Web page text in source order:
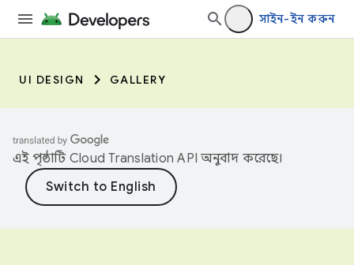
সাইন-ইন করুন
UI DESIGN GALLERY
এই পৃষ্ঠাটি Cloud Translation API অনুবাদ করেছে।